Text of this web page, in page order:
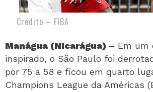
Crédito – FIBA
Manágua (Nicarágua) – Em um
inspirado, o São Paulo foi
por 75 a 58 e ficou em quarto
Champions League da Américas